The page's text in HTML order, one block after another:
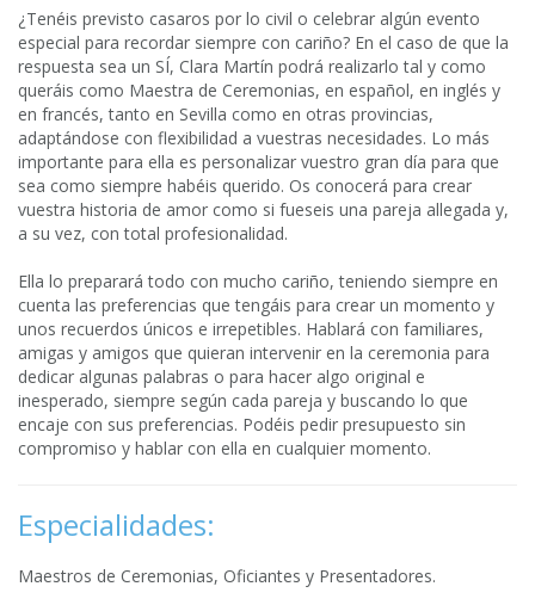
¿Tenéis previsto casaros por lo civil o celebrar algún evento
especial para recordar siempre con cariño? En el caso de que la
respuesta sea un SÍ, Clara Martín podrá realizarlo tal y como
queráis como Maestra de Ceremonias, en español, en inglés y
en francés, tanto en Sevilla como en otras provincias,
adaptándose con flexibilidad a vuestras necesidades. Lo más
importante para ella es personalizar vuestro gran día para que
sea como siempre habéis querido. Os conocerá para crear
vuestra historia de amor como si fueseis una pareja allegada y,
a su vez, con total profesionalidad.
Ella lo preparará todo con mucho cariño, teniendo siempre en
cuenta las preferencias que tengáis para crear un momento y
unos recuerdos únicos e irrepetibles. Hablará con familiares,
amigas y amigos que quieran intervenir en la ceremonia para
dedicar algunas palabras o para hacer algo original e
inesperado, siempre según cada pareja y buscando lo que
encaje con sus preferencias. Podéis pedir presupuesto sin
compromiso y hablar con ella en cualquier momento.
Especialidades:
Maestros de Ceremonias, Oficiantes y Presentadores.